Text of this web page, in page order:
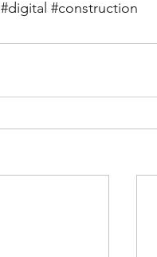
#digital #construction